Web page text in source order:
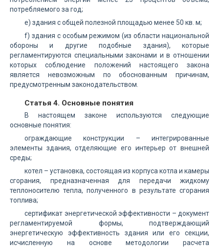
потребляемого за год;
е) здания с общей полезной площадью менее 50 кв. м;
f) здания с особым режимом (из области национальной
обороны и другие подобные здания), которые
регламентируются специальными законами и в отношении
которых соблюдение положений настоящего закона
является невозможным по обоснованным причинам,
предусмотренным законодательством.
Статья 4. Основные понятия
В настоящем законе используются следующие
основные понятия:
ограждающие конструкции – интегрированные
элементы здания, отделяющие его интерьер от внешней
среды;
котел – установка, состоящая из корпуса котла и камеры
сгорания, предназначенная для передачи жидкому
теплоносителю тепла, полученного в результате сгорания
топлива;
сертификат энергетической эффективности – документ
регламентируемой формы, подтверждающий
энергетическую эффективность здания или его секции,
исчисленную на основе методологии расчета